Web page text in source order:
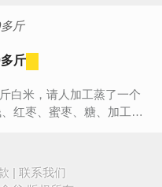
斤
白米，请人加工蒸了一个
| 联系我们